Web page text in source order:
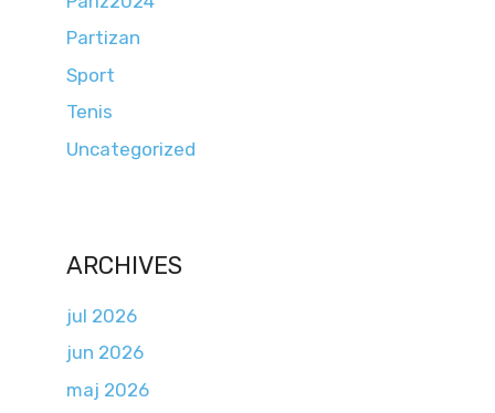
Partizan
Sport
Tenis
Uncategorized
ARCHIVES
jul 2026
jun 2026
maj 2026